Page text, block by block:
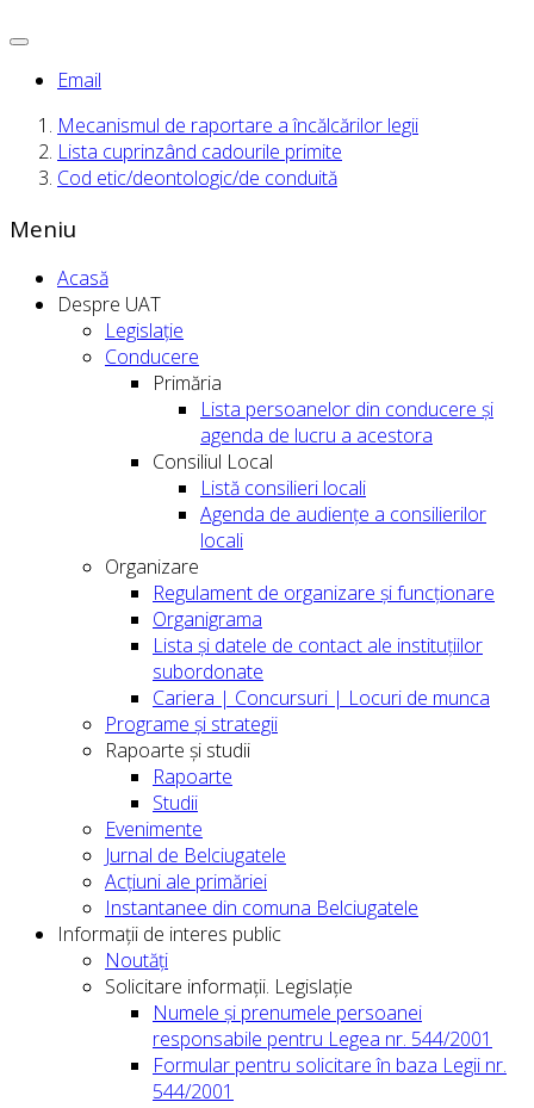
Email
Mecanismul de raportare a încălcărilor legii
Lista cuprinzând cadourile primite
Cod etic/deontologic/de conduită
Meniu
Acasă
Despre UAT
Legislație
Conducere
Primăria
Lista persoanelor din conducere şi
agenda de lucru a acestora
Consiliul Local
Listă consilieri locali
Agenda de audiențe a consilierilor
locali
Organizare
Regulament de organizare și funcționare
Organigrama
Lista și datele de contact ale instituțiilor
subordonate
Cariera | Concursuri | Locuri de munca
Programe și strategii
Rapoarte și studii
Rapoarte
Studii
Evenimente
Jurnal de Belciugatele
Acțiuni ale primăriei
Instantanee din comuna Belciugatele
Informații de interes public
Noutăți
Solicitare informații. Legislație
Numele și prenumele persoanei
responsabile pentru Legea nr. 544/2001
Formular pentru solicitare în baza Legii nr.
544/2001